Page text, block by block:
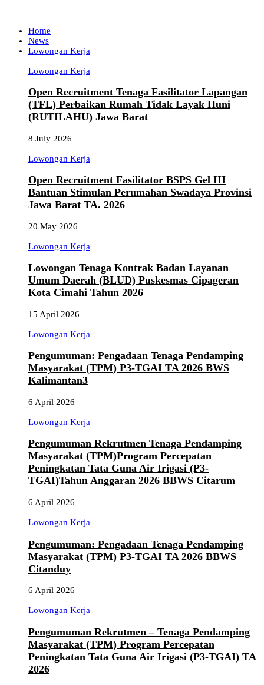
Home
News
Lowongan Kerja
Lowongan Kerja
Open Recruitment Tenaga Fasilitator Lapangan
(TFL) Perbaikan Rumah Tidak Layak Huni
(RUTILAHU) Jawa Barat
8 July 2026
Lowongan Kerja
Open Recruitment Fasilitator BSPS Gel III
Bantuan Stimulan Perumahan Swadaya Provinsi
Jawa Barat TA. 2026
20 May 2026
Lowongan Kerja
Lowongan Tenaga Kontrak Badan Layanan
Umum Daerah (BLUD) Puskesmas Cipageran
Kota Cimahi Tahun 2026
15 April 2026
Lowongan Kerja
Pengumuman: Pengadaan Tenaga Pendamping
Masyarakat (TPM) P3-TGAI TA 2026 BWS
Kalimantan3
6 April 2026
Lowongan Kerja
Pengumuman Rekrutmen Tenaga Pendamping
Masyarakat (TPM)Program Percepatan
Peningkatan Tata Guna Air Irigasi (P3-
TGAI)Tahun Anggaran 2026 BBWS Citarum
6 April 2026
Lowongan Kerja
Pengumuman: Pengadaan Tenaga Pendamping
Masyarakat (TPM) P3-TGAI TA 2026 BBWS
Citanduy
6 April 2026
Lowongan Kerja
Pengumuman Rekrutmen – Tenaga Pendamping
Masyarakat (TPM) Program Percepatan
Peningkatan Tata Guna Air Irigasi (P3-TGAI) TA
2026